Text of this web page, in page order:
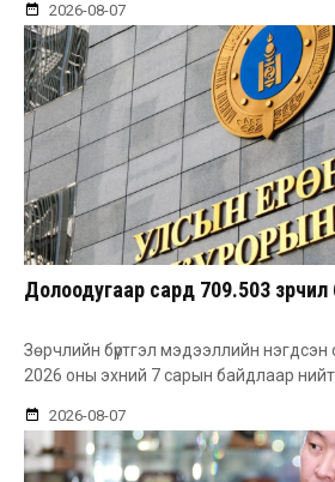
2026-08-07
Долоодугаар сард 709.503
Зөрчлийн бүртгэл мэдээллийн
2026 оны эхний 7 сарын байдлаар
2026-08-07